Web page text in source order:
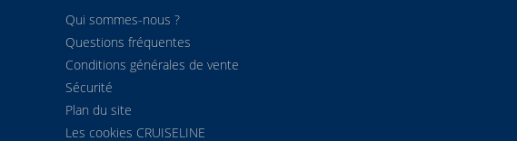
Qui sommes-nous ?
Questions fréquentes
Conditions générales de vente
Sécurité
Plan du site
Les cookies CRUISELINE